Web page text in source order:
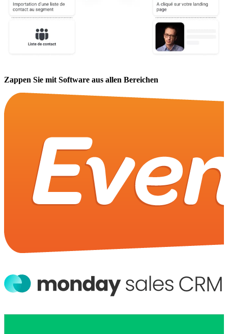
Zappen Sie mit Software aus allen Bereichen